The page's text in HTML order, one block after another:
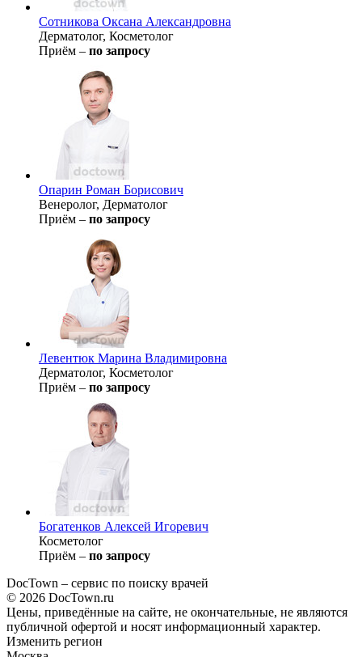
Сотникова Оксана Александровна
Дерматолог, Косметолог
Приём – по запросу
Опарин Роман Борисович
Венеролог, Дерматолог
Приём – по запросу
Левентюк Марина Владимировна
Дерматолог, Косметолог
Приём – по запросу
Богатенков Алексей Игоревич
Косметолог
Приём – по запросу
DocTown – сервис по поиску врачей
© 2026 DocTown.ru
Цены, приведённые на сайте, не окончательные, не являются
публичной офертой и носят информационный характер.
Изменить регион